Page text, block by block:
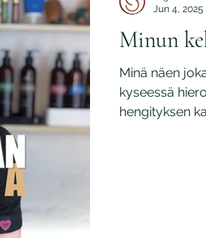
Minun
Minä näen
kyseessä
hengityksen
Jun 4, 2025